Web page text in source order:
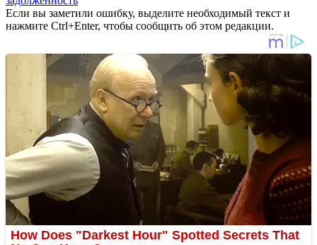
Если вы заметили ошибку, выделите необходимый текст и
нажмите Ctrl+Enter, чтобы сообщить об этом редакции.